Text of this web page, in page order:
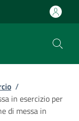
/
in esercizio per
di messa in